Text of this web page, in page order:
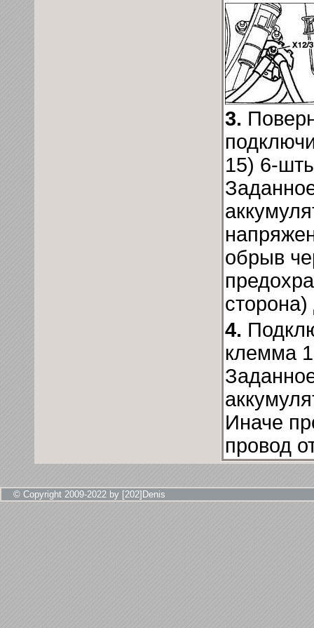
3.
15) 6-
обрыв
4.
клемма
Иначе
провод
© Copyright 2009-2022 by [202]Denis